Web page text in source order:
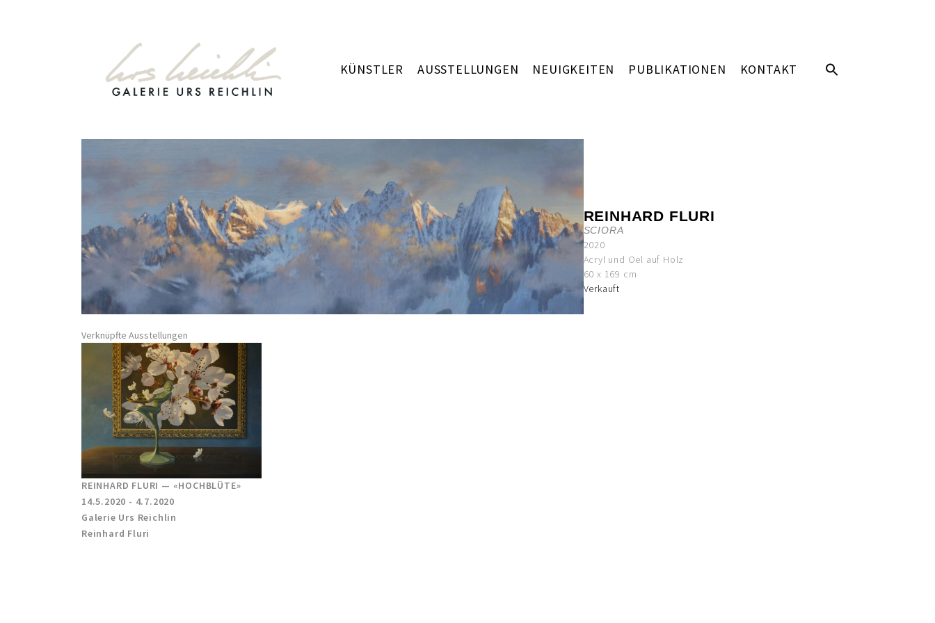
KÜNSTLER AUSSTELLUNGEN NEUIGKEITEN PUBLIKATIONEN KONTAKT
REINHARD FLURI
SCIORA
2020
Acryl und Oel auf Holz
60 x 169 cm
Verkauft
Verknüpfte Ausstellungen
REINHARD FLURI — «HOCHBLÜTE»
14.5.2020 - 4.7.2020
Galerie Urs Reichlin
Reinhard Fluri